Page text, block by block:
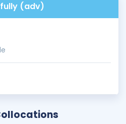
(adv)